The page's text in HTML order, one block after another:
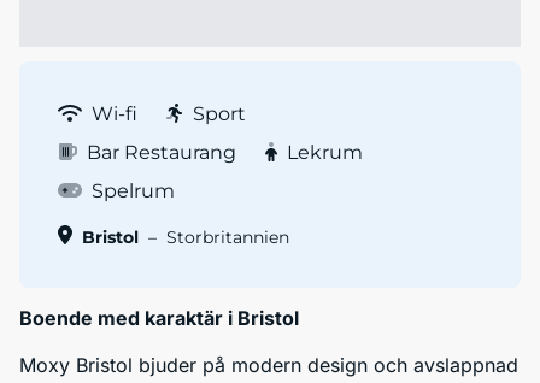
Wi-fi
Sport
Bar Restaurang
Lekrum
Spelrum
Bristol – Storbritannien
Boende med karaktär i Bristol
Moxy Bristol bjuder på modern design och avslappnad